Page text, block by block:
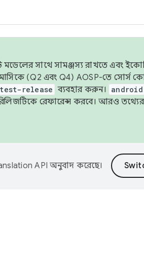
সাথে সামঞ্জস্য রাখতে এবং
(Q2 এবং Q4) AOSP-তে সোর্স
release ব্যবহার করুন।
রিলিজটিকে রেফারেন্স করবে। আরও
API অনুবাদ করেছে।